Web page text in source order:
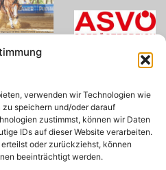
verwenden wir Technologien wie
speichern und/oder darauf
zustimmst, können wir Daten
IDs auf dieser Website verarbeiten.
oder zurückziehst, können
beeinträchtigt werden.